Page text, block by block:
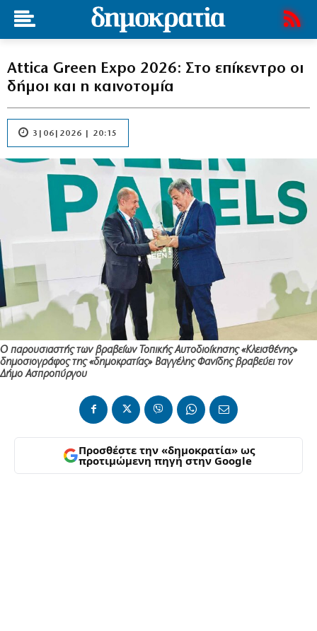
Attica Green Expo 2026: Στο επίκεντρο οι
δήμοι και η καινοτομία
3|06|2026 | 20:15
Ο παρουσιαστής των βραβείων Τοπικής Αυτοδιοίκησης «Κλεισθένης»
δημοσιογράφος της «δημοκρατίας» Βαγγέλης Φανίδης βραβεύει τον
Δήμο Ασπροπύργου
Προσθέστε την «δημοκρατία» ως
προτιμώμενη πηγή στην Google